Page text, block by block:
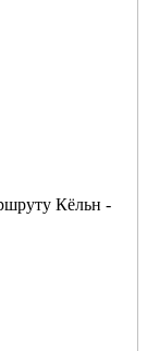
Кёльн -